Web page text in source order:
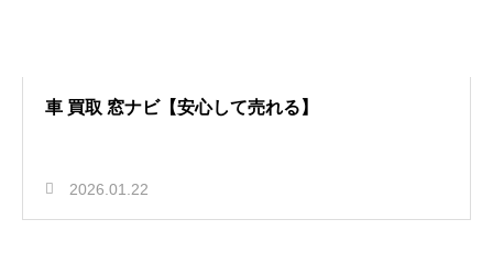
車 買取 窓ナビ【安心して売れる】
2026.01.22